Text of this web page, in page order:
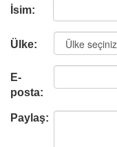
İsim:
Ülke:
E-
posta:
Paylaş: